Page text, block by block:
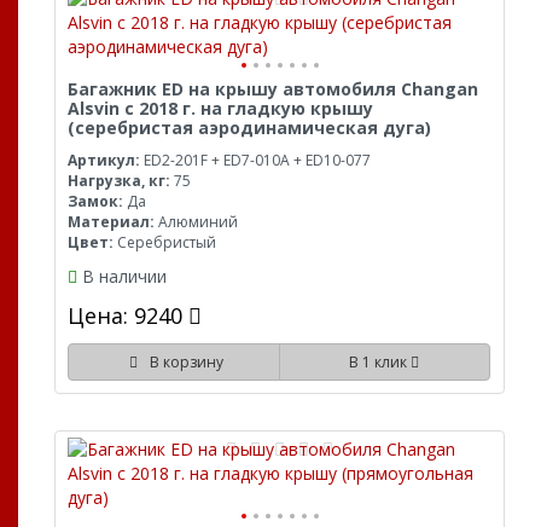
Багажник ED на крышу автомобиля Changan
Alsvin с 2018 г. на гладкую крышу
(серебристая аэродинамическая дуга)
Артикул: ED2-201F + ED7-010A + ED10-077
Нагрузка, кг: 75
Замок: Да
Материал: Алюминий
Цвет: Серебристый
В наличии
Цена: 9240
В корзину В 1 клик